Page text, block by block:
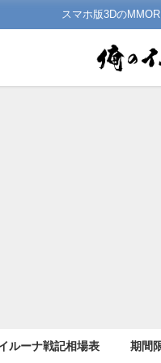
スマホ版3Dの
ルーナ戦記相場表 期間